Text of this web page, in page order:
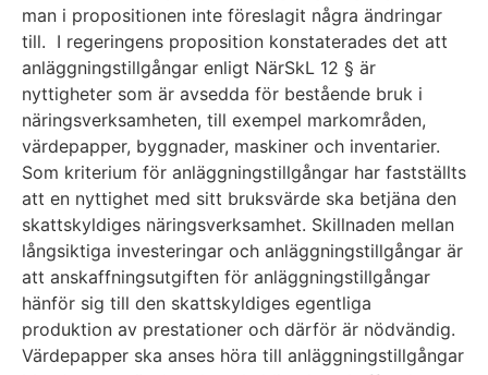
man i propositionen inte föreslagit några ändringar
till. I regeringens proposition konstaterades det att
anläggningstillgångar enligt NärSkL 12 § är
nyttigheter som är avsedda för bestående bruk i
näringsverksamheten, till exempel markområden,
värdepapper, byggnader, maskiner och inventarier.
Som kriterium för anläggningstillgångar har fastställts
att en nyttighet med sitt bruksvärde ska betjäna den
skattskyldiges näringsverksamhet. Skillnaden mellan
långsiktiga investeringar och anläggningstillgångar är
att anskaffningsutgiften för anläggningstillgångar
hänför sig till den skattskyldiges egentliga
produktion av prestationer och därför är nödvändig.
Värdepapper ska anses höra till anläggningstillgångar